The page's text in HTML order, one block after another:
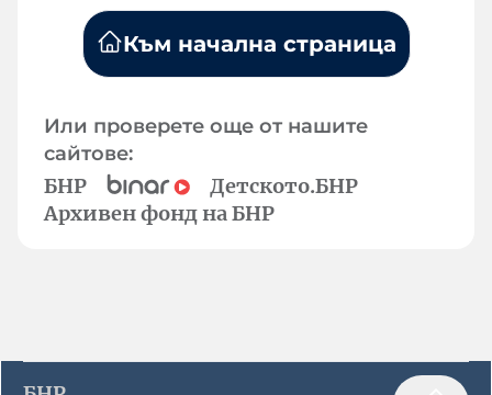
Към начална страница
Или проверете още от нашите
сайтове:
БНР
Детското.БНР
Архивен фонд на БНР